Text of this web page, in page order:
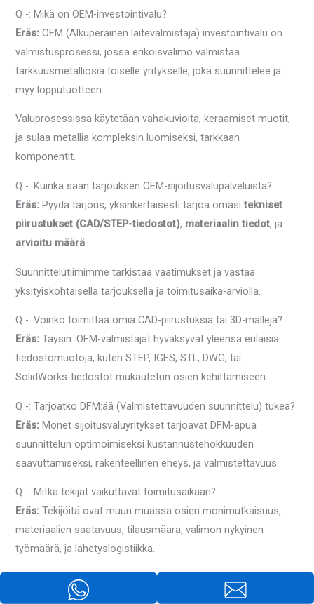
Q -: Mikä on OEM-investointivalu?
Eräs:OEM (Alkuperäinen laitevalmistaja) investointivalu on
valmistusprosessi, jossa erikoisvalimo valmistaa
tarkkuusmetalliosia toiselle yritykselle, joka suunnittelee ja
myy lopputuotteen.
Valuprosessissa käytetään vahakuvioita, keraamiset muotit,
ja sulaa metallia kompleksin luomiseksi, tarkkaan
komponentit.
Q -: Kuinka saan tarjouksen OEM-sijoitusvalupalveluista?
Eräs:Pyydä tarjous, yksinkertaisesti tarjoa omasitekniset
piirustukset (CAD/STEP-tiedostot), materiaalin tiedot, ja
arvioitu määrä.
Suunnittelutiimimme tarkistaa vaatimukset ja vastaa
yksityiskohtaisella tarjouksella ja toimitusaika-arviolla.
Q -: Voinko toimittaa omia CAD-piirustuksia tai 3D-malleja?
Eräs:Täysin. OEM-valmistajat hyväksyvät yleensä erilaisia ​​
tiedostomuotoja, kuten STEP, IGES, STL, DWG, tai
SolidWorks-tiedostot mukautetun osien kehittämiseen.
Q -: Tarjoatko DFM:ää (Valmistettavuuden suunnittelu) tukea?
Eräs:Monet sijoitusvaluyritykset tarjoavat DFM-apua
suunnittelun optimoimiseksi kustannustehokkuuden
saavuttamiseksi, rakenteellinen eheys, ja valmistettavuus.
Q -: Mitkä tekijät vaikuttavat toimitusaikaan?
Eräs:Tekijöitä ovat muun muassa osien monimutkaisuus,
materiaalien saatavuus, tilausmäärä, valimon nykyinen
työmäärä, ja lähetyslogistiikka.
Q -: Voitko lähettää kansainvälisesti?
Kyllä, monet OEM-sijoitusvalutoimittajat tarjoavat